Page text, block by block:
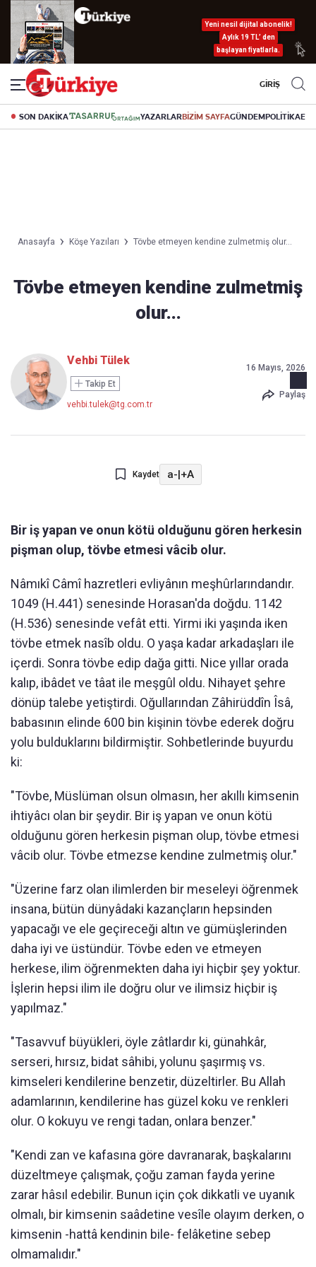
Yeni nesil dijital abonelik!
Aylık 19 TL’ den
başlayan fiyatlarla.
GİRİŞ
SON DAKİKA YAZARLARBİZİM SAYFAGÜNDEMPOLİTİKA
Anasayfa Köşe Yazıları Tövbe etmeyen kendine zulmetmiş olur...
Tövbe etmeyen kendine zulmetmiş
olur...
Vehbi Tülek
Takip Et
vehbi.tulek@tg.com.tr
16 Mayıs, 2026
Paylaş
Kaydet a-|+A
Bir iş yapan ve onun kötü olduğunu gören herkesin
pişman olup, tövbe etmesi vâcib olur.
Nâmıkî Câmî hazretleri evliyânın meşhûrlarındandır.
1049 (H.441) senesinde Horasan'da doğdu. 1142
(H.536) senesinde vefât etti. Yirmi iki yaşında iken
tövbe etmek nasîb oldu. O yaşa kadar arkadaşları ile
içerdi. Sonra tövbe edip dağa gitti. Nice yıllar orada
kalıp, ibâdet ve tâat ile meşgûl oldu. Nihayet şehre
dönüp talebe yetiştirdi. Oğullarından Zâhirüddîn Îsâ,
babasının elinde 600 bin kişinin tövbe ederek doğru
yolu bulduklarını bildirmiştir. Sohbetlerinde buyurdu
ki:
"Tövbe, Müslüman olsun olmasın, her akıllı kimsenin
ihtiyâcı olan bir şeydir. Bir iş yapan ve onun kötü
olduğunu gören herkesin pişman olup, tövbe etmesi
vâcib olur. Tövbe etmezse kendine zulmetmiş olur."
"Üzerine farz olan ilimlerden bir meseleyi öğrenmek
insana, bütün dünyâdaki kazançların hepsinden
yapacağı ve ele geçireceği altın ve gümüşlerinden
daha iyi ve üstündür. Tövbe eden ve etmeyen
herkese, ilim öğrenmekten daha iyi hiçbir şey yoktur.
İşlerin hepsi ilim ile doğru olur ve ilimsiz hiçbir iş
yapılmaz."
"Tasavvuf büyükleri, öyle zâtlardır ki, günahkâr,
serseri, hırsız, bidat sâhibi, yolunu şaşırmış vs.
kimseleri kendilerine benzetir, düzeltirler. Bu Allah
adamlarının, kendilerine has güzel koku ve renkleri
olur. O kokuyu ve rengi tadan, onlara benzer."
"Kendi zan ve kafasına göre davranarak, başkalarını
düzeltmeye çalışmak, çoğu zaman fayda yerine
zarar hâsıl edebilir. Bunun için çok dikkatli ve uyanık
olmalı, bir kimsenin saâdetine vesîle olayım derken, o
kimsenin -hattâ kendinin bile- felâketine sebep
olmamalıdır."